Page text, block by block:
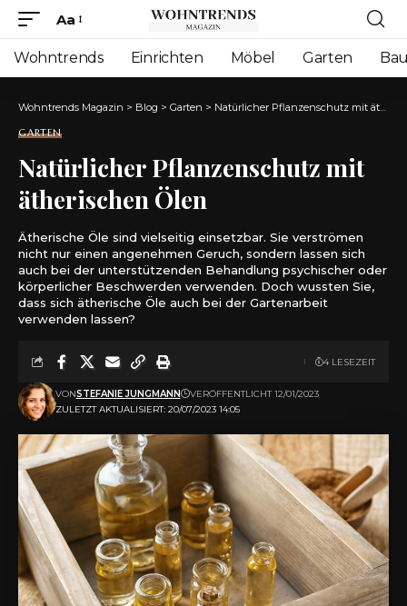
Font
Resizer
Aa
Wohntrends Einrichten Möbel Garten
Wohntrends Magazin > Blog > Garten > Natürlicher Pflanzenschutz mit ätherischen Ölen
GARTEN
Natürlicher Pflanzenschutz mit
ätherischen Ölen
Ätherische Öle sind vielseitig einsetzbar. Sie verströmen
nicht nur einen angenehmen Geruch, sondern lassen sich
auch bei der unterstützenden Behandlung psychischer oder
körperlicher Beschwerden verwenden. Doch wussten Sie,
dass sich ätherische Öle auch bei der Gartenarbeit
verwenden lassen?
ZULETZT AKTUALISIERT: 20/07/2023 14:05
VONSTEFANIE JUNGMANN VERÖFFENTLICHT 12/01/2023
4 LESEZEIT